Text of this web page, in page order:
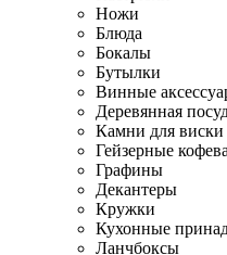
Ножи
Блюда
Бокалы
Бутылки
Винные
Деревянная
Камни для виски
Гейзерные
Графины
Декантеры
Кружки
Кухонные
Ланчбоксы